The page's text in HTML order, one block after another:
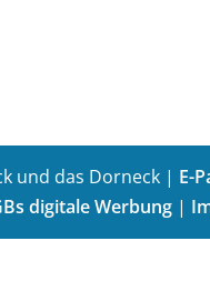
und das Dorneck | E-
digitale Werbung |